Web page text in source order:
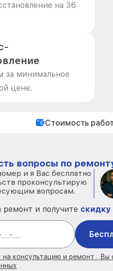
на 36
за минимальное
цене.
Стоимость работ
вопросы по
и я Вас бесплатно
проконсультирую
вопросам.
и получите скидку
на консультацию и ремонт , Вы